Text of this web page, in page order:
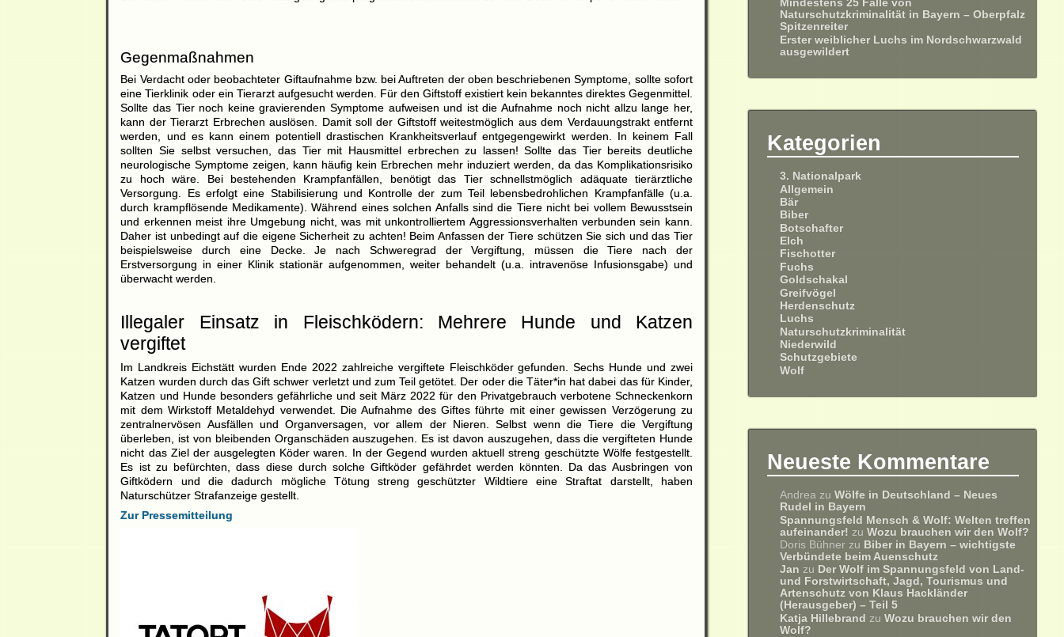
Gegenmaßnahmen
Bei Verdacht oder beobachteter Giftaufnahme bzw. bei Auftreten der oben beschriebenen Symptome, sollte sofort
eine Tierklinik oder ein Tierarzt aufgesucht werden. Für den Giftstoff existiert kein bekanntes direktes Gegenmittel.
Sollte das Tier noch keine gravierenden Symptome aufweisen und ist die Aufnahme noch nicht allzu lange her,
kann der Tierarzt Erbrechen auslösen. Damit soll der Giftstoff weitestmöglich aus dem Verdauungstrakt entfernt
werden, und es kann einem potentiell drastischen Krankheitsverlauf entgegengewirkt werden. In keinem Fall
sollten Sie selbst versuchen, das Tier mit Hausmittel erbrechen zu lassen! Sollte das Tier bereits deutliche
neurologische Symptome zeigen, kann häufig kein Erbrechen mehr induziert werden, da das Komplikationsrisiko
zu hoch wäre. Bei bestehenden Krampfanfällen, benötigt das Tier schnellstmöglich adäquate tierärztliche
Versorgung. Es erfolgt eine Stabilisierung und Kontrolle der zum Teil lebensbedrohlichen Krampfanfälle (u.a.
durch krampflösende Medikamente). Während eines solchen Anfalls sind die Tiere nicht bei vollem Bewusstsein
und erkennen meist ihre Umgebung nicht, was mit unkontrolliertem Aggressionsverhalten verbunden sein kann.
Daher ist unbedingt auf die eigene Sicherheit zu achten! Beim Anfassen der Tiere schützen Sie sich und das Tier
beispielsweise durch eine Decke. Je nach Schweregrad der Vergiftung, müssen die Tiere nach der
Erstversorgung in einer Klinik stationär aufgenommen, weiter behandelt (u.a. intravenöse Infusionsgabe) und
überwacht werden.
Illegaler Einsatz in Fleischködern: Mehrere Hunde und Katzen
vergiftet
Im Landkreis Eichstätt wurden Ende 2022 zahlreiche vergiftete Fleischköder gefunden. Sechs Hunde und zwei
Katzen wurden durch das Gift schwer verletzt und zum Teil getötet. Der oder die Täter*in hat dabei das für Kinder,
Katzen und Hunde besonders gefährliche und seit März 2022 für den Privatgebrauch verbotene Schneckenkorn
mit dem Wirkstoff Metaldehyd verwendet. Die Aufnahme des Giftes führte mit einer gewissen Verzögerung zu
zentralnervösen Ausfällen und Organversagen, vor allem der Nieren. Selbst wenn die Tiere die Vergiftung
überleben, ist von bleibenden Organschäden auszugehen. Es ist davon auszugehen, dass die vergifteten Hunde
nicht das Ziel der ausgelegten Köder waren. In der Gegend wurden aktuell streng geschützte Wölfe festgestellt.
Es ist zu befürchten, dass diese durch solche Giftköder gefährdet werden könnten. Da das Ausbringen von
Giftködern und die dadurch mögliche Tötung streng geschützter Wildtiere eine Straftat darstellt, haben
Naturschützer Strafanzeige gestellt.
Zur Pressemitteilung
Mindestens 25 Fälle von
Naturschutzkriminalität in Bayern – Oberpfalz
Spitzenreiter
Erster weiblicher Luchs im Nordschwarzwald
ausgewildert
Kategorien
3. Nationalpark
Allgemein
Bär
Biber
Botschafter
Elch
Fischotter
Fuchs
Goldschakal
Greifvögel
Herdenschutz
Luchs
Naturschutzkriminalität
Niederwild
Schutzgebiete
Wolf
Neueste Kommentare
Andrea zuWölfe in Deutschland – Neues
Rudel in Bayern
Spannungsfeld Mensch & Wolf: Welten treffen
aufeinander! zuWozu brauchen wir den Wolf?
Doris Bühner zu Biber in Bayern – wichtigste
Verbündete beim Auenschutz
Jan zu Der Wolf im Spannungsfeld von Land-
und Forstwirtschaft, Jagd, Tourismus und
Artenschutz von Klaus Hackländer
(Herausgeber) – Teil 5
Katja Hillebrand zuWozu brauchen wir den
Wolf?